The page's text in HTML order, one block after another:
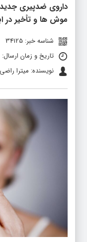
موش‌ ها و تأخیر در
شناسه خبر: 34125
تاریخ و زمان ارسال: ۱۰ خرداد ۱۴۰۴ ساعت ۱۰:۲۰
نویسنده: میترا راضی